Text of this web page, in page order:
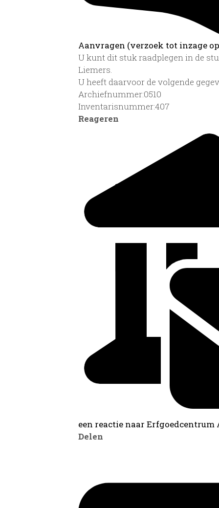
Aanvragen (verzoek tot inzage
U kunt dit stuk raadplegen in de
Liemers.
U heeft daarvoor de volgende
Archiefnummer:0510
Inventarisnummer:407
Reageren
een reactie naar
Delen